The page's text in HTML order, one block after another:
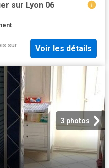
sur Lyon 06
sur
Voir les détails
3 photos